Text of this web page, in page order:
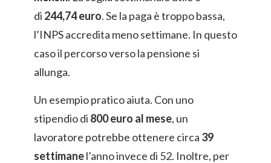
di 244,74 euro. Se la paga è troppo bassa,
l’INPS accredita meno settimane. In questo
caso il percorso verso la pensione si
allunga.
Un esempio pratico aiuta. Con uno
stipendio di 800 euro al mese, un
lavoratore potrebbe ottenere circa 39
settimanel’anno invece di 52. Inoltre, per